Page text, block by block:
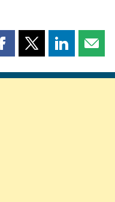
Partager
page
Partager
page
Partager
page page